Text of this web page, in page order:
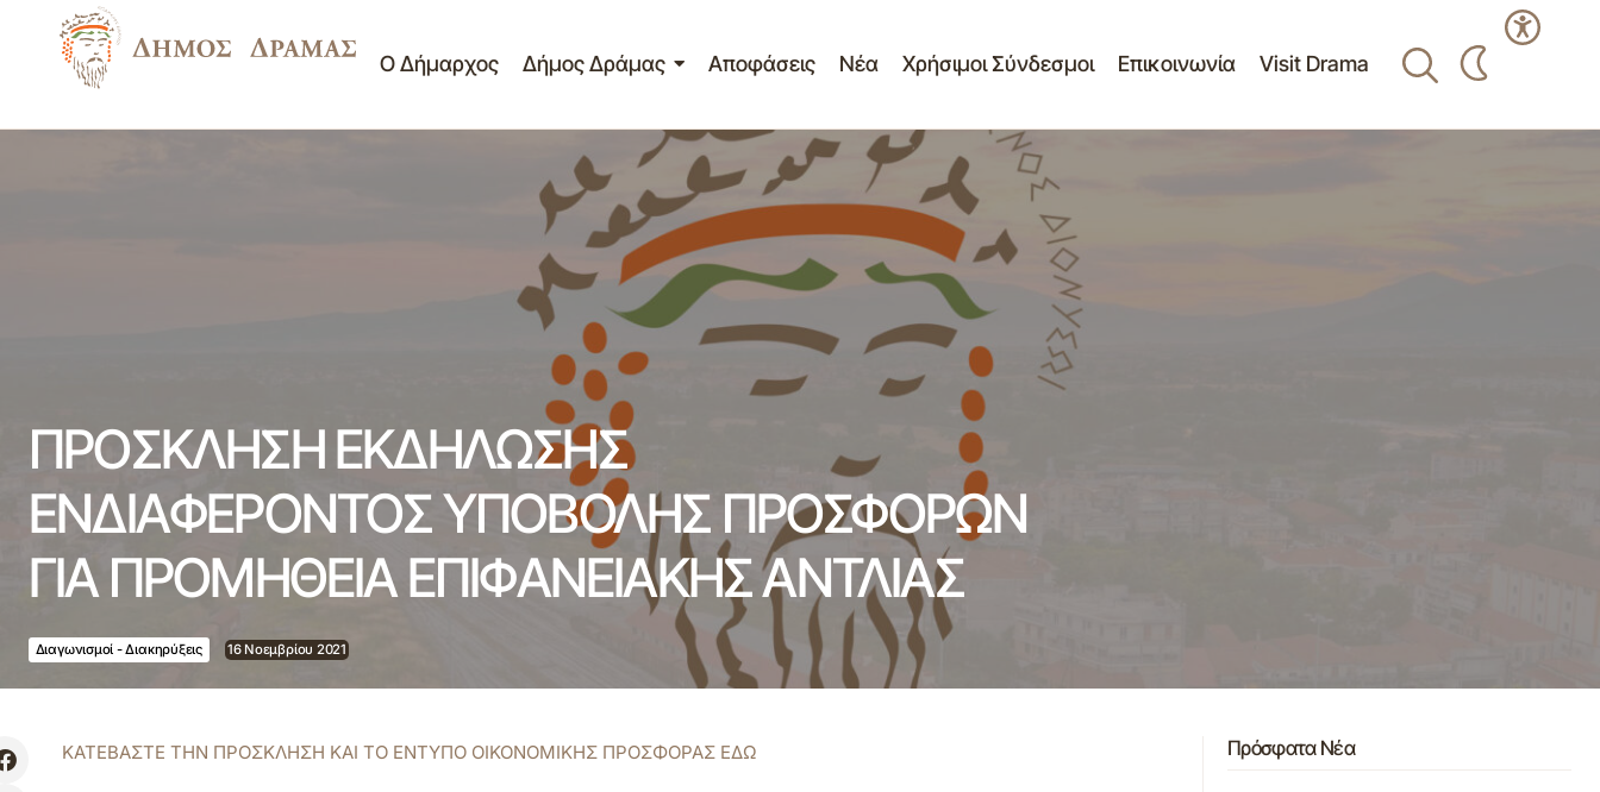
Ο Δήμαρχος Δήμος Δράμας Αποφάσεις Νέα Χρήσιμοι Σύνδεσμοι Επικοινωνία Visit Drama
ΠΡΟΣΚΛΗΣΗ ΕΚΔΗΛΩΣΗΣ ΕΝΔΙΑΦΕΡΟΝΤΟΣ ΥΠΟΒΟΛΗΣ ΠΡΟΣΦΟΡΩΝ
ΓΙΑ ΠΡΟΜΗΘΕΙΑ ΕΠΙΦΑΝΕΙΑΚΗΣ ΑΝΤΛΙΑΣ
ΠΡΟΣΚΛΗΣΗ ΕΚΔΗΛΩΣΗΣ
ΕΝΔΙΑΦΕΡΟΝΤΟΣ ΥΠΟΒΟΛΗΣ ΠΡΟΣΦΟΡΩΝ
ΓΙΑ ΠΡΟΜΗΘΕΙΑ ΕΠΙΦΑΝΕΙΑΚΗΣ ΑΝΤΛΙΑΣ
Διαγωνισμοί - Διακηρύξεις 16 Νοεμβρίου 2021
ΚΑΤΕΒΑΣΤΕ ΤΗΝ ΠΡΟΣΚΛΗΣΗ ΚΑΙ ΤΟ ΕΝΤΥΠΟ ΟΙΚΟΝΟΜΙΚΗΣ ΠΡΟΣΦΟΡΑΣ ΕΔΩ Πρόσφατα Νέα